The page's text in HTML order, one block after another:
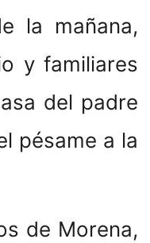
la mañana,
y familiares
del padre
pésame a la
de Morena,